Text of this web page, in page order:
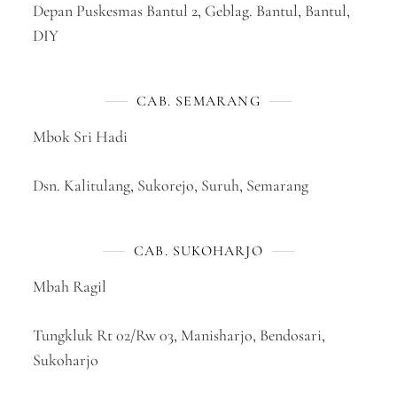
Depan Puskesmas Bantul 2, Geblag. Bantul, Bantul,
DIY
CAB. SEMARANG
Mbok Sri Hadi
Dsn. Kalitulang, Sukorejo, Suruh, Semarang
CAB. SUKOHARJO
Mbah Ragil
Tungkluk Rt 02/Rw 03, Manisharjo, Bendosari,
Sukoharjo